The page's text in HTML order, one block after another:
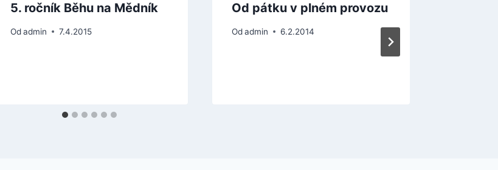
5. ročník Běhu na Mědník
Od admin 7.4.2015
Od pátku v plném provozu
Od admin 6.2.2014